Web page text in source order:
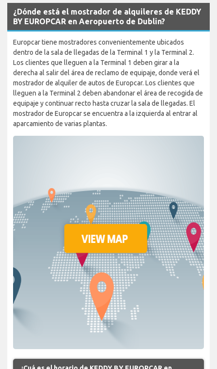
¿Dónde está el mostrador de alquileres de KEDDY
BY EUROPCAR en Aeropuerto de Dublin?
Europcar tiene mostradores convenientemente ubicados
dentro de la sala de llegadas de la Terminal 1 y la Terminal 2.
Los clientes que lleguen a la Terminal 1 deben girar a la
derecha al salir del área de reclamo de equipaje, donde verá el
mostrador de alquiler de autos de Europcar. Los clientes que
lleguen a la Terminal 2 deben abandonar el área de recogida de
equipaje y continuar recto hasta cruzar la sala de llegadas. El
mostrador de Europcar se encuentra a la izquierda al entrar al
aparcamiento de varias plantas.